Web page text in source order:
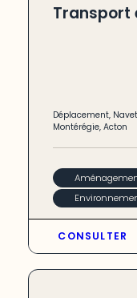
Transport
Déplacement,
Montérégie,Acton
CONSULTER